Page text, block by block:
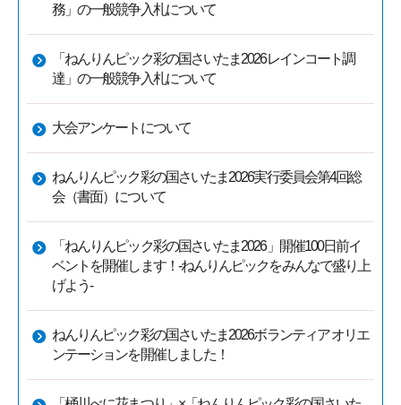
務」の一般競争入札について
「ねんりんピック彩の国さいたま2026レインコート調
達」の一般競争入札について
大会アンケートについて
ねんりんピック彩の国さいたま2026実行委員会第4回総
会（書面）について
「ねんりんピック彩の国さいたま2026」開催100日前イ
ベントを開催します！-ねんりんピックをみんなで盛り上
げよう-
ねんりんピック彩の国さいたま2026ボランティア オリエ
ンテーションを開催しました！